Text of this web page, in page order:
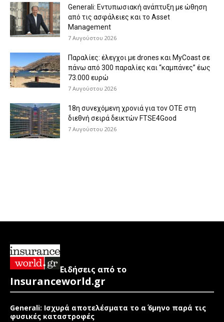
Generali: Eντυπωσιακή ανάπτυξη με ώθηση
από τις ασφάλειες και το Asset
Management
7 Αυγούστου 2026
Παραλίες: έλεγχοι με drones και MyCoast σε
πάνω από 300 παραλίες και “καμπάνες” έως
73.000 ευρώ
7 Αυγούστου 2026
18η συνεχόμενη χρονιά για τον ΟΤΕ στη
διεθνή σειρά δεικτών FTSE4Good
7 Αυγούστου 2026
Ειδήσεις από το
Insuranceworld.gr
Generali: Ισχυρά αποτελέσματα το α΄ 6μηνο παρά τις
φυσικές καταστροφές